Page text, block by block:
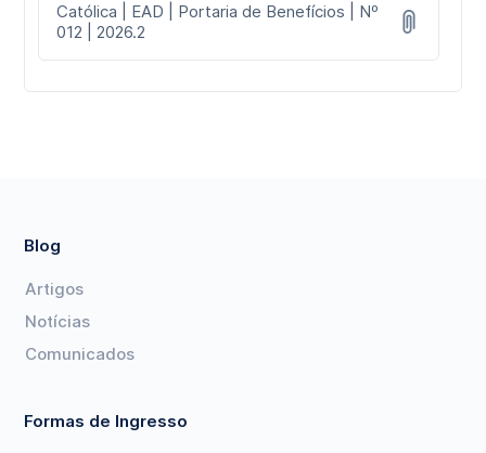
Católica | EAD | Portaria de Benefícios | Nº
012 | 2026.2
Blog
Artigos
Notícias
Comunicados
Formas de Ingresso